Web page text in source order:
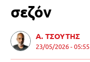
σεζόν
Α. ΤΣΟΥΤΗΣ
23/05/2026 - 05:55